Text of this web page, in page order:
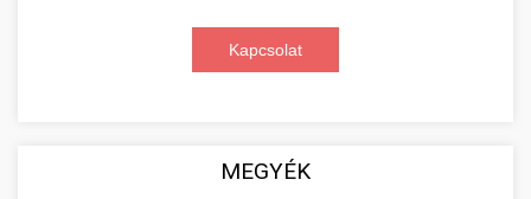
Kapcsolat
MEGYÉK